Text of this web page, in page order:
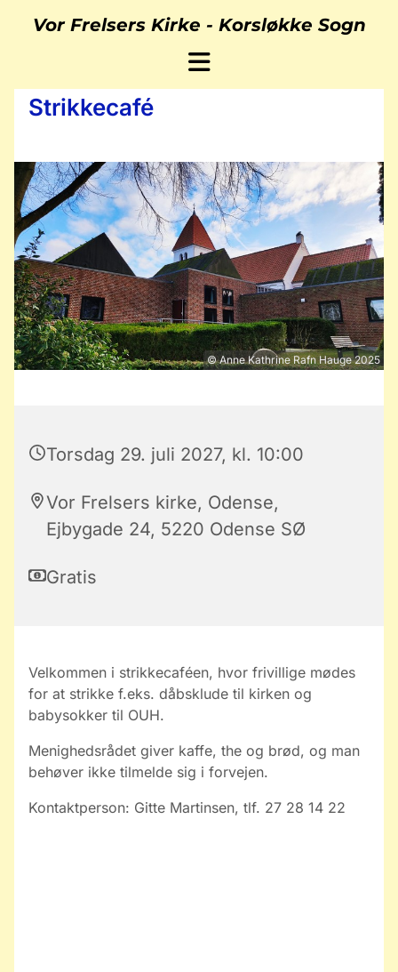
Vor Frelsers Kirke - Korsløkke Sogn
Strikkecafé
© Anne Kathrine Rafn Hauge 2025
Torsdag 29. juli 2027, kl. 10:00
Vor Frelsers kirke, Odense,
Ejbygade 24, 5220 Odense SØ
Gratis
Velkommen i strikkecaféen, hvor frivillige mødes
for at strikke f.eks. dåbsklude til kirken og
babysokker til OUH.
Menighedsrådet giver kaffe, the og brød, og man
behøver ikke tilmelde sig i forvejen.
Kontaktperson: Gitte Martinsen, tlf. 27 28 14 22